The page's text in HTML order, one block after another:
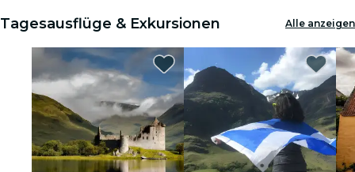
Tagesausflüge & Exkursionen Alle anzeigen